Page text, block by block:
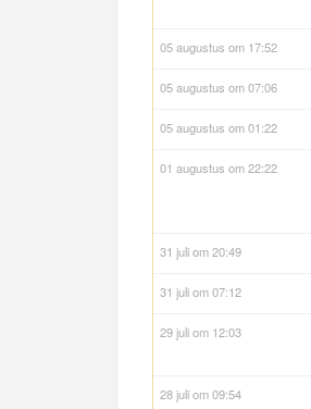
05 augustus om 17:52
05 augustus om 07:06
05 augustus om 01:22
01 augustus om 22:22
31 juli om 20:49
31 juli om 07:12
29 juli om 12:03
28 juli om 09:54